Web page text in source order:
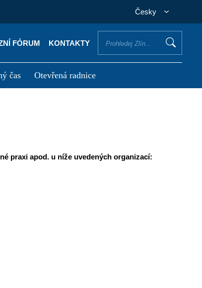
Česky
FÓRUM KONTAKTY
čas Otevřená radnice
praxi apod. u níže uvedených organizací: